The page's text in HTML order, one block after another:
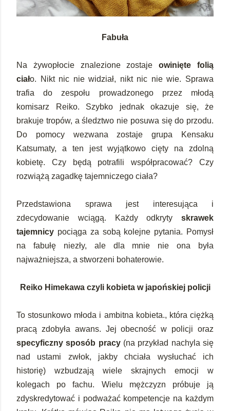
Fabuła
Na żywopłocie znalezione zostajeowinięte folią
ciało. Nikt nic nie widział, nikt nic nie wie. Sprawa
trafia do zespołu prowadzonego przez młodą
komisarz Reiko. Szybko jednak okazuje się, że
brakuje tropów, a śledztwo nie posuwa się do przodu.
Do pomocy wezwana zostaje grupa Kensaku
Katsumaty, a ten jest wyjątkowo cięty na zdolną
kobietę. Czy będą potrafili współpracować? Czy
rozwiążą zagadkę tajemniczego ciała?
Przedstawiona sprawa jest interesująca i
zdecydowanie wciągą. Każdy odkryty skrawek
tajemnicy pociąga za sobą kolejne pytania. Pomysł
na fabułę niezły, ale dla mnie nie ona była
najważniejsza, a stworzeni bohaterowie.
Reiko Himekawa czyli kobieta w japońskiej policji
To stosunkowo młoda i ambitna kobieta., która ciężką
pracą zdobyła awans. Jej obecność w policji oraz
specyficzny sposób pracy(na przykład nachyla się
nad ustami zwłok, jakby chciała wysłuchać ich
historię) wzbudzają wiele skrajnych emocji w
kolegach po fachu. Wielu mężczyzn próbuje ją
zdyskredytować i podważać kompetencje na każdym